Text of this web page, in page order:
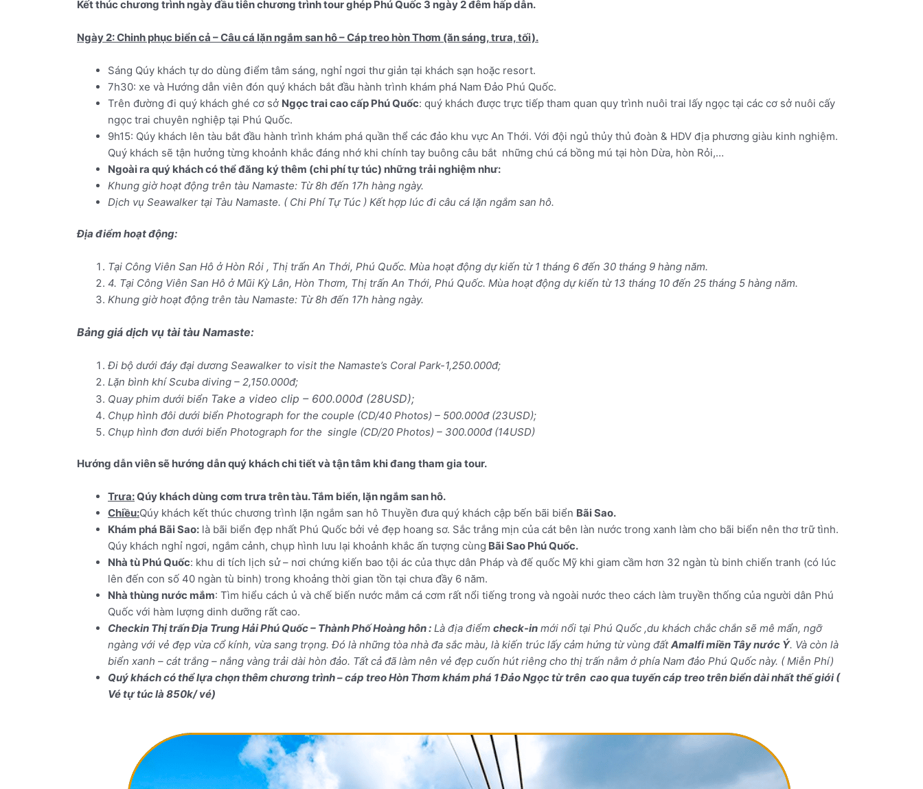
7h30: xe và Hướng dẫn viên đón quý khách bắt đầu hành trình khám phá Nam Đảo Phú Quốc.
Trên đường đi quý khách ghé cơ sởNgọc trai cao cấp Phú Quốc: quý khách được trực tiếp tham quan quy trình nuôi trai lấy ngọc tại các cơ sở nuôi cấy
ngọc trai chuyên nghiệp tại Phú Quốc.
9h15: Qúy khách lên tàu bắt đầu hành trình khám phá quần thể các đảo khu vực An Thới. Với đội ngủ thủy thủ đoàn & HDV địa phương giàu kinh nghiệm.
Quý khách sẽ tận hưởng từng khoảnh khắc đáng nhớ khi chính tay buông câu bắt những chú cá bồng mú tại hòn Dừa, hòn Rỏi,…
Ngoài ra quý khách có thể đăng ký thêm (chi phí tự túc) những trải nghiệm như:
Khung giờ hoạt động trên tàu Namaste: Từ 8h đến 17h hàng ngày.
Dịch vụ Seawalker tại Tàu Namaste. ( Chi Phí Tự Túc ) Kết hợp lúc đi câu cá lặn ngắm san hô.
4. Tại Công Viên San Hô ở Mũi Kỳ Lân, Hòn Thơm, Thị trấn An Thới, Phú Quốc. Mùa hoạt động dự kiến từ 13 tháng 10 đến 25 tháng 5 hàng năm.
Khung giờ hoạt động trên tàu Namaste: Từ 8h đến 17h hàng ngày.
Lặn bình khí Scuba diving – 2,150.000đ;
Quay phim dưới biểnTake a video clip –
Chụp hình đôi dưới biển Photograph for the couple (CD/40 Photos) – 500.000đ (23USD);
Chụp hình đơn dưới biển Photograph for the single (CD/20 Photos) – 300.000đ (14USD)
Chiều:Qúy khách kết thúc chương trình lặn ngắm san hô Thuyền đưa quý khách cập bến bãi biển
Khám phá Bãi Sao:là bãi biển đẹp nhất Phú Quốc bởi vẻ đẹp hoang sơ. Sắc trắng mịn của cát bên làn nước trong xanh làm cho bãi biển nên thơ trữ tình.
Qúy khách nghỉ ngơi, ngắm cảnh, chụp hình lưu lại khoảnh khắc ấn tượng cùngBãi Sao Phú Quốc.
Nhà tù Phú Quốc: khu di tích lịch sử – nơi chứng kiến bao tội ác của thực dân Pháp và đế quốc Mỹ khi giam cầm hơn 32 ngàn tù binh chiến tranh (có lúc
lên đến con số 40 ngàn tù binh) trong khoảng thời gian tồn tại chưa đầy 6 năm.
Nhà thùng nước mắm: Tìm hiểu cách ủ và chế biến nước mắm cá cơm rất nổi tiếng trong và ngoài nước theo cách làm truyền thống của người dân Phú
Quốc với hàm lượng dinh dưỡng rất cao.
Checkin Thị trấn Địa Trung Hải Phú Quốc – Thành Phố Hoàng hôn :
ngàng với vẻ đẹp vừa cổ kính, vừa sang trọng. Đó là những tòa nhà đa sắc màu, là kiến trúc lấy cảm hứng từ vùng đấtAmalfi miền Tây nước Ý. Và còn là
biển xanh – cát trắng – nắng vàng trải dài hòn đảo. Tất cả đã làm nên vẻ đẹp cuốn hút riêng cho thị trấn nằm ở phía Nam đảo Phú Quốc này. ( Miễn Phí)
Quý khách có thể lựa chọn thêm chương trình – cáp treo Hòn Thơm khám phá 1 Đảo Ngọc từ trên cao qua tuyến cáp treo trên biển dài nhất thế giới (
Vé tự túc là 850k/ vé)